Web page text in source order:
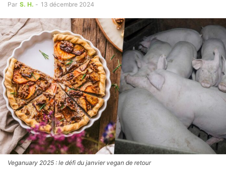
Par S. H. - 13 décembre 2024
Veganuary 2025 : le défi du janvier vegan de retour